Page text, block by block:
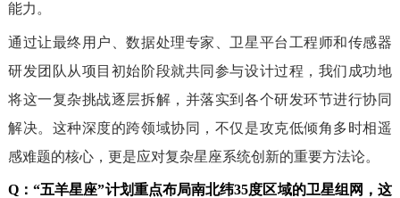
能力。
通过让最终用户、数据处理专家、卫星平台工程师和传感器
研发团队从项目初始阶段就共同参与设计过程，我们成功地
将这一复杂挑战逐层拆解，并落实到各个研发环节进行协同
解决。这种深度的跨领域协同，不仅是攻克低倾角多时相遥
感难题的核心，更是应对复杂星座系统创新的重要方法论。
Q：“五羊星座”计划重点布局南北纬35度区域的卫星组网，这